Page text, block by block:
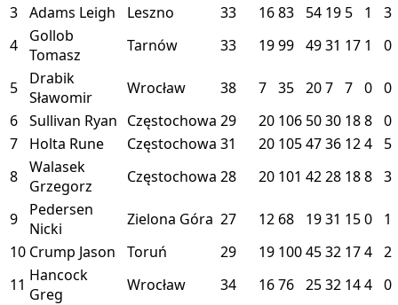
3 Adams Leigh Leszno 33 1683 54 19 5 1
3
4
Gollob
Tomasz
Tarnów 33 1999 4931 17 1 0
5
Drabik
Sławomir
Wrocław 38 7 35 207 7 0 0
6 Sullivan Ryan Częstochowa 29 20 106 5030 188 0
7
Holta Rune Częstochowa 31 20 1054736 124
5
8 Walasek
Grzegorz
Częstochowa 28 20 101 4228 188 3
9
Pedersen
Nicki
Zielona Góra 27 12 68 1931 150
1
10 Crump Jason Toruń 29 19 1004532 174 2
11 Hancock
Greg
Wrocław 34 1676 2532 144 0